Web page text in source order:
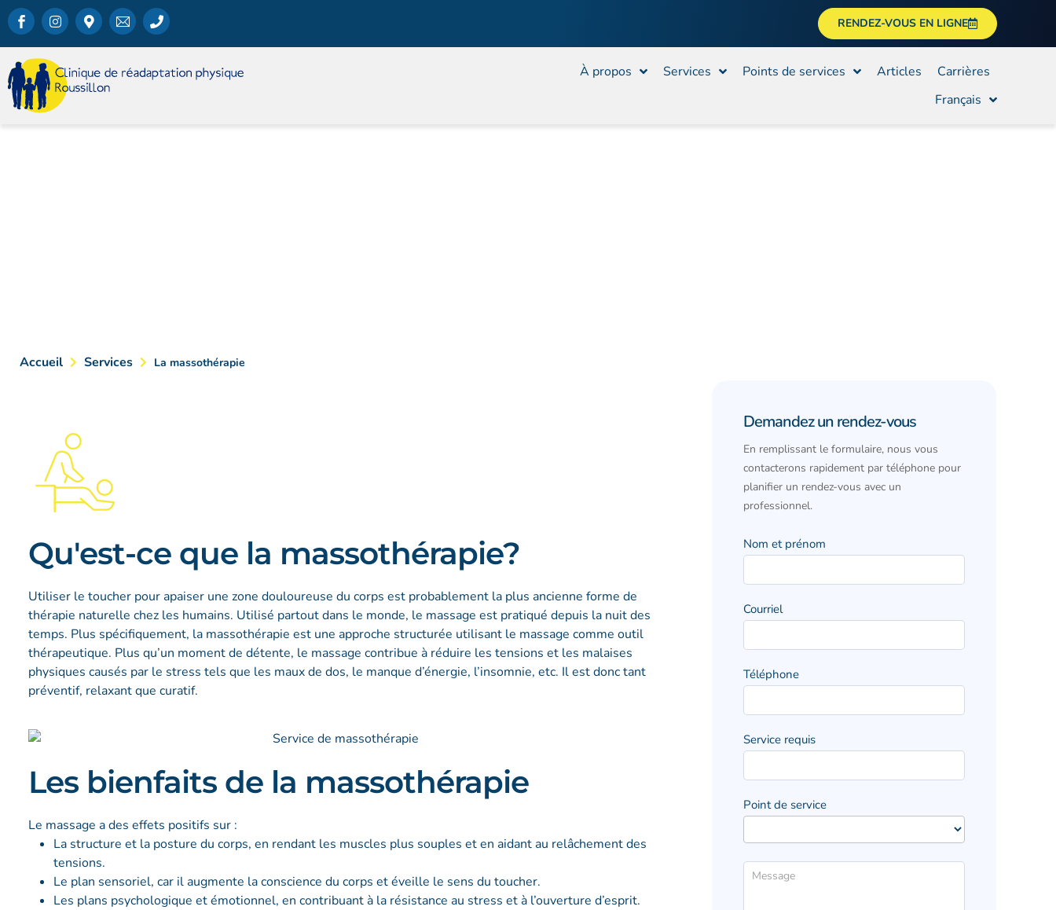
RENDEZ-VOUS EN LIGNE
À propos Services Points de services Articles
Carrières
Français
Accueil Services La massothérapie
Qu'est-ce que la massothérapie?
Utiliser le toucher pour apaiser une zone douloureuse du corps est probablement la plus ancienne forme de
thérapie naturelle chez les humains. Utilisé partout dans le monde, le massage est pratiqué depuis la nuit des
temps. Plus spécifiquement, la massothérapie est une approche structurée utilisant le massage comme outil
thérapeutique. Plus qu’un moment de détente, le massage contribue à réduire les tensions et les malaises
physiques causés par le stress tels que les maux de dos, le manque d’énergie, l’insomnie, etc. Il est donc tant
préventif, relaxant que curatif.
Les bienfaits de la massothérapie
Le massage a des effets positifs sur :
La structure et la posture du corps, en rendant les muscles plus souples et en aidant au relâchement des
tensions.
Le plan sensoriel, car il augmente la conscience du corps et éveille le sens du toucher.
Les plans psychologique et émotionnel, en contribuant à la résistance au stress et à l’ouverture d’esprit.
Demandez
un
rendez-
vous
Demandez un rendez-vous
En remplissant le formulaire, nous vous
contacterons rapidement par téléphone pour
planifier un rendez-vous avec un
professionnel.
Nom et prénom
Courriel
Téléphone
Service requis
Point de service